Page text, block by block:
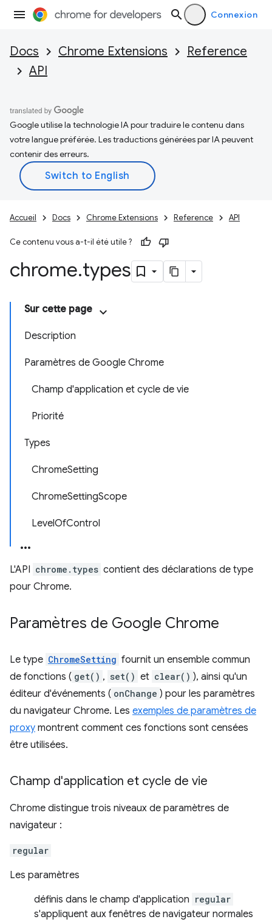
Connexion
Docs Chrome Extensions
Reference
API
Google utilise la technologie IA pour traduire le contenu dans
votre langue préférée. Les traductions générées par IA peuvent
contenir des erreurs.
Accueil Docs Chrome Extensions Reference API
Ce contenu vous a-t-il été utile ?
chrome.types
Sur cette page
Description
Paramètres de Google Chrome
Champ d'application et cycle de vie
Priorité
Types
ChromeSetting
ChromeSettingScope
LevelOfControl
L'API chrome.types contient des déclarations de type
pour Chrome.
Paramètres de Google Chrome
Le type ChromeSetting fournit un ensemble commun
de fonctions ( get() , set() et clear() ), ainsi qu'un
éditeur d'événements ( onChange ) pour les paramètres
du navigateur Chrome. Les exemples de paramètres de
proxy montrent comment ces fonctions sont censées
être utilisées.
Champ d'application et cycle de vie
Chrome distingue trois niveaux de paramètres de
navigateur :
regular
Les paramètres
définis dans le champ d'application regular
s'appliquent aux fenêtres de navigateur normales